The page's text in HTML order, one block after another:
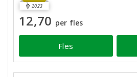
2023
12,70 per fles
Fles